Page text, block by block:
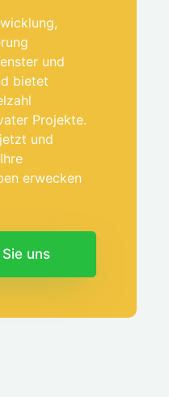
und
bietet
Projekte.
und
erwecken
uns